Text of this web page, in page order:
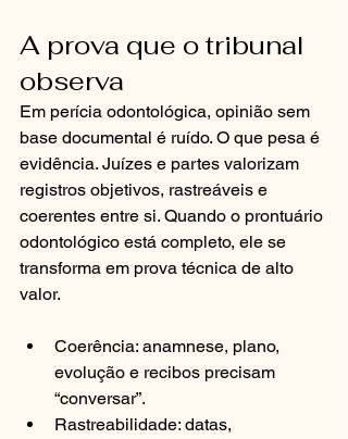
A prova que o tribunal
observa
Em perícia odontológica, opinião sem
base documental é ruído. O que pesa é
evidência. Juízes e partes valorizam
registros objetivos, rastreáveis e
coerentes entre si. Quando o prontuário
odontológico está completo, ele se
transforma em prova técnica de alto
valor.
Coerência: anamnese, plano,
evolução e recibos precisam
“conversar”.
Rastreabilidade: datas,